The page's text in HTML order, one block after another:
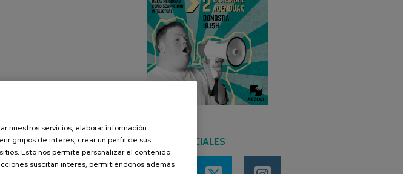
REDES SOCIALES
nuestros servicios, elaborar información
grupos de interés, crear un perfil de sus
Esto nos permite personalizar el contenido
suscitan interés, permitiéndonos además